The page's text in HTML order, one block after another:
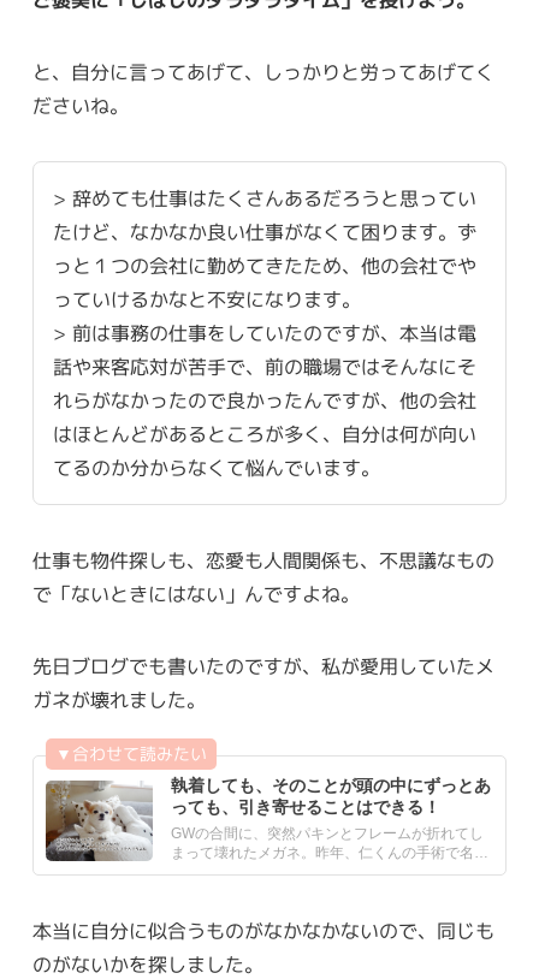
と、自分に言ってあげて、しっかりと労ってあげてく
ださいね。
> 辞めても仕事はたくさんあるだろうと思ってい
たけど、なかなか良い仕事がなくて困ります。ず
っと１つの会社に勤めてきたため、他の会社でや
っていけるかなと不安になります。
> 前は事務の仕事をしていたのですが、本当は電
話や来客応対が苦手で、前の職場ではそんなにそ
れらがなかったので良かったんですが、他の会社
はほとんどがあるところが多く、自分は何が向い
てるのか分からなくて悩んでいます。
仕事も物件探しも、恋愛も人間関係も、不思議なもの
で「ないときにはない」んですよね。
先日ブログでも書いたのですが、私が愛用していたメ
ガネが壊れました。
執着しても、そのことが頭の中にずっとあ
っても、引き寄せることはできる！
GWの合間に、突然パキンとフレームが折れてし
まって壊れたメガネ。昨年、仁くんの手術で名古
屋に滞在していたときに.....
本当に自分に似合うものがなかなかないので、同じも
のがないかを探しました。